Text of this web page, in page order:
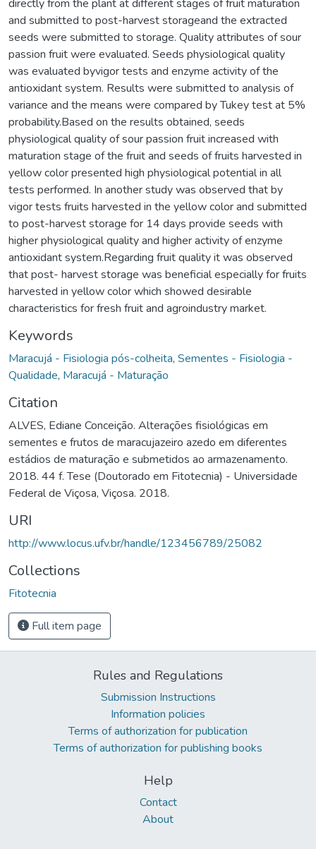
directly from the plant at different stages of fruit maturation
and submitted to post-harvest storageand the extracted
seeds were submitted to storage. Quality attributes of sour
passion fruit were evaluated. Seeds physiological quality
was evaluated byvigor tests and enzyme activity of the
antioxidant system. Results were submitted to analysis of
variance and the means were compared by Tukey test at 5%
probability.Based on the results obtained, seeds
physiological quality of sour passion fruit increased with
maturation stage of the fruit and seeds of fruits harvested in
yellow color presented high physiological potential in all
tests performed. In another study was observed that by
vigor tests fruits harvested in the yellow color and submitted
to post-harvest storage for 14 days provide seeds with
higher physiological quality and higher activity of enzyme
antioxidant system.Regarding fruit quality it was observed
that post- harvest storage was beneficial especially for fruits
harvested in yellow color which showed desirable
characteristics for fresh fruit and agroindustry market.
Keywords
Maracujá - Fisiologia pós-colheita, Sementes - Fisiologia -
Qualidade, Maracujá - Maturação
Citation
ALVES, Ediane Conceição. Alterações fisiológicas em
sementes e frutos de maracujazeiro azedo em diferentes
estádios de maturação e submetidos ao armazenamento.
2018. 44 f. Tese (Doutorado em Fitotecnia) - Universidade
Federal de Viçosa, Viçosa. 2018.
URI
http://www.locus.ufv.br/handle/123456789/25082
Collections
Fitotecnia
Full item page
Rules and Regulations
Submission Instructions
Information policies
Terms of authorization for publication
Terms of authorization for publishing books
Help
Contact
About